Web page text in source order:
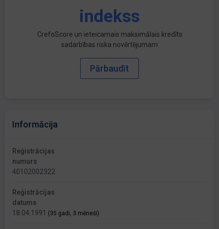
indekss
CrefoScore un ieteicamais maksimālais kredīts
sadarbības riska novērtējumam
Pārbaudīt
Informācija
Reģistrācijas
numurs
40102002322
Reģistrācijas
datums
18.04.1991 (35 gadi, 3 mēneši)